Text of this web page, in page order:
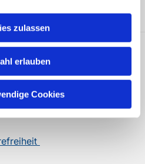
zulassen
erlauben
Cookies
Milspe-
44 58256 Ennepetal